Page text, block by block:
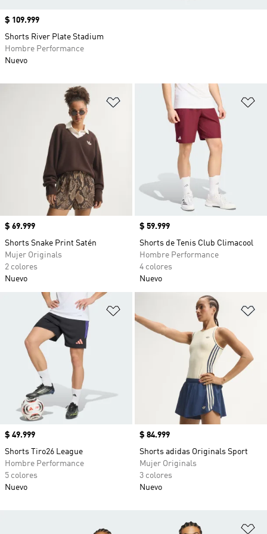
Añadir a la lista de deseos
Precio
$ 69.999
Shorts Snake Print Satén
Mujer Originals
2 colores
Nuevo
Precio
$ 59.999
Shorts de Tenis Club Climacool
Hombre Performance
4 colores
Nuevo
Añadir a la lista de deseos
Precio
$ 49.999
Shorts Tiro26 League
Hombre Performance
5 colores
Nuevo
Precio
$ 84.999
Shorts adidas Originals Sport
Mujer Originals
3 colores
Nuevo
Precio
$ 109.999
Shorts River Plate Stadium
Hombre Performance
Nuevo